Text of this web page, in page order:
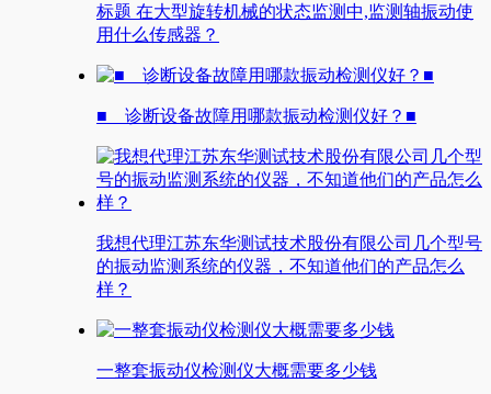
标题 在大型旋转机械的状态监测中,监测轴振动使
用什么传感器？
■ 诊断设备故障用哪款振动检测仪好？■
我想代理江苏东华测试技术股份有限公司几个型号
的振动监测系统的仪器，不知道他们的产品怎么
样？
一整套振动仪检测仪大概需要多少钱